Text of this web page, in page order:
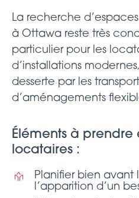
La recherche
à Ottawa reste très
particulier pour les
d’installations
desserte par les
d’aménagements
Éléments à
locataires :
Planifier bien avant
l’apparition d’un